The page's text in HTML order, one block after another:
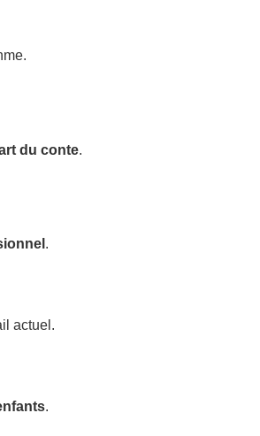
du conte.
.
actuel.
.